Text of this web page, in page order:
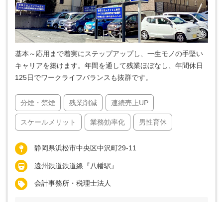
基本～応用まで着実にステップアップし、一生モノの手堅い
キャリアを築けます。年間を通して残業ほぼなし、年間休日
125日でワークライフバランスも抜群です。
分煙・禁煙 残業削減 連続売上UP
スケールメリット 業務効率化 男性育休
静岡県浜松市中央区中沢町29-11
遠州鉄道鉄道線『八幡駅』
会計事務所・税理士法人